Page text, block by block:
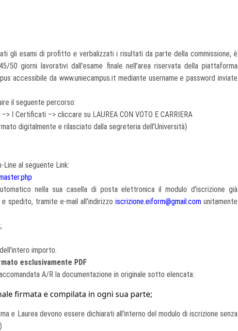
gli esami di profitto e verbalizzati i risultati da parte della commissione, è
50 giorni lavorativi dall'esame finale nell'area riservata della piattaforma
accessibile da www.uniecampus.it mediante username e password inviate
il seguente percorso:
I Certificati –> cliccare su LAUREA CON VOTO E CARRIERA
digitalmente e rilasciato dalla segreteria dell’Università)
Line al seguente Link:
nella sua casella di posta elettronica il modulo d'iscrizione già
spedito, tramite e-mail all’indirizzoiscrizione.eiform@gmail.com unitamente
importo.
esclusivamente PDF
A/R la documentazione in originale sotto elencata:
firmata e compilata in ogni sua parte;
e Laurea devono essere dichiarati all'interno del modulo di iscrizione senza